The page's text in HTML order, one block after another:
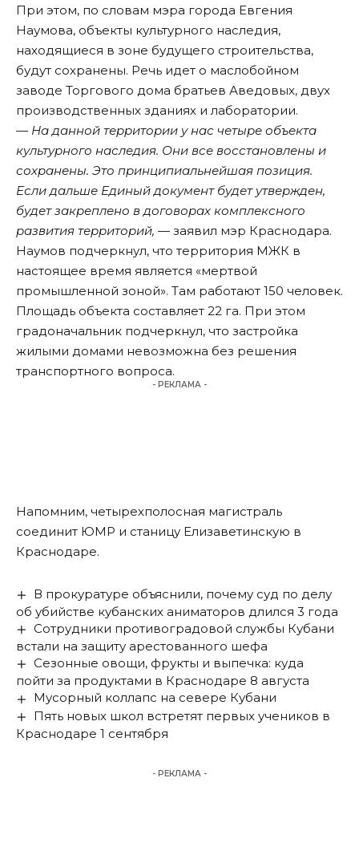
При этом, по словам мэра города Евгения
Наумова, объекты культурного наследия,
находящиеся в зоне будущего строительства,
будут сохранены. Речь идет о маслобойном
заводе Торгового дома братьев Аведовых, двух
производственных зданиях и лаборатории.
— На данной территории у нас четыре объекта
культурного наследия. Они все восстановлены и
сохранены. Это принципиальнейшая позиция.
Если дальше Единый документ будет утвержден,
будет закреплено в договорах комплексного
развития территорий, — заявил мэр Краснодара.
Наумов подчеркнул, что территория МЖК в
настоящее время является «мертвой
промышленной зоной». Там работают 150 человек.
Площадь объекта составляет 22 га. При этом
градоначальник подчеркнул, что застройка
жилыми домами невозможна без решения
транспортного вопроса.
- РЕКЛАМА -
Напомним, четырехполосная магистраль
соединит ЮМР и станицу Елизаветинскую в
Краснодаре.
В прокуратуре объяснили, почему суд по делу
об убийстве кубанских аниматоров длился 3 года
Сотрудники противоградовой службы Кубани
встали на защиту арестованного шефа
Сезонные овощи, фрукты и выпечка: куда
пойти за продуктами в Краснодаре 8 августа
Мусорный коллапс на севере Кубани
Пять новых школ встретят первых учеников в
Краснодаре 1 сентября
- РЕКЛАМА -